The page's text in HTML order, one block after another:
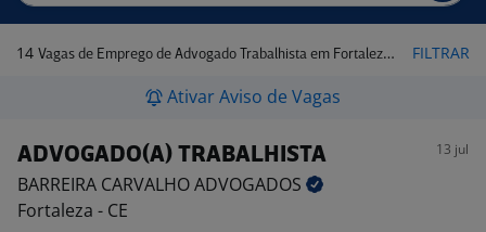
14 Vagas de Emprego de Advogado Trabalhista em Fortaleza - CE FILTRAR
Ativar Aviso de Vagas
ADVOGADO(A) TRABALHISTA 13 jul
BARREIRA CARVALHOADVOGADOS
Fortaleza - CE